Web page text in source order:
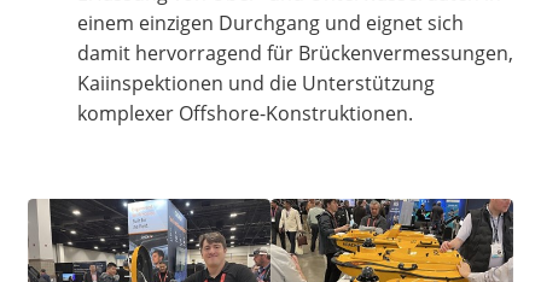
einem einzigen Durchgang und eignet sich
damit hervorragend für Brückenvermessungen,
Kaiinspektionen und die Unterstützung
komplexer Offshore-Konstruktionen.